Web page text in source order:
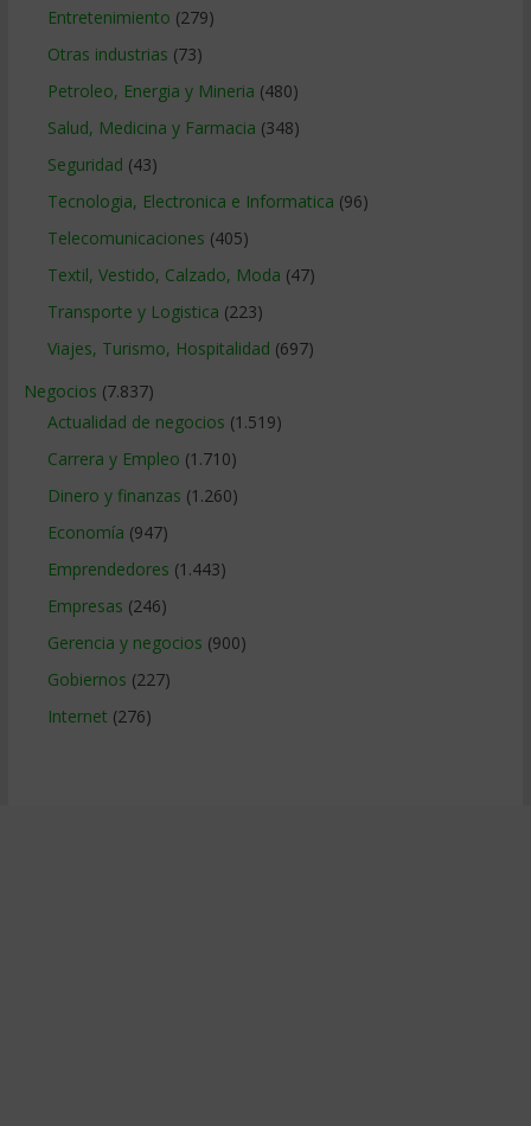
Entretenimiento (279)
Otras industrias (73)
Petroleo, Energia y Mineria (480)
Salud, Medicina y Farmacia (348)
Seguridad (43)
Tecnologia, Electronica e Informatica (96)
Telecomunicaciones (405)
Textil, Vestido, Calzado, Moda (47)
Transporte y Logistica (223)
Viajes, Turismo, Hospitalidad (697)
Negocios (7.837)
Actualidad de negocios (1.519)
Carrera y Empleo (1.710)
Dinero y finanzas (1.260)
Economía (947)
Emprendedores (1.443)
Empresas (246)
Gerencia y negocios (900)
Gobiernos (227)
Internet (276)